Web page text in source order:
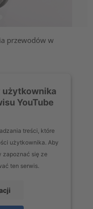
przewodów w
użytkownika
YouTube
treści, które
użytkownika. Aby
zapoznać się ze
ten serwis.